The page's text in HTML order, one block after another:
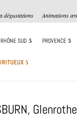
dégustations Animations
RHÔNE SUD PROVENCE